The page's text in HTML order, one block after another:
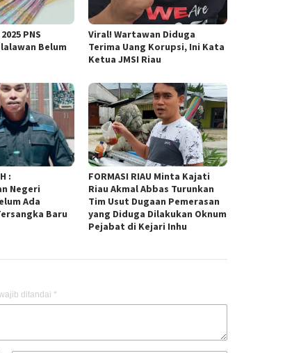
PNS
Belum
Viral! Wartawan Diduga
Terima Uang Korupsi, Ini Kata
Ketua JMSI Riau
:
Negeri
Ada
Baru
FORMASI RIAU Minta Kajati
Riau Akmal Abbas Turunkan
Tim Usut Dugaan Pemerasan
yang Diduga Dilakukan Oknum
Pejabat di Kejari Inhu
ditandai *